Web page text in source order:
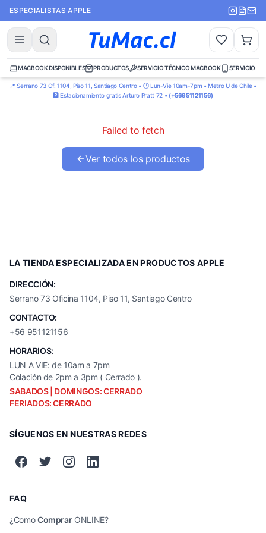
ESPECIALISTAS APPLE
MACBOOK DISPONIBLES PRODUCTOS SERVICIO TÉCNICO MACBOOK SERVICIO
📍 Serrano 73 Of. 1104, Piso 11, Santiago Centro • 🕒 Lun-Vie 10am-7pm • Metro U de Chile •
🅿️ Estacionamiento gratis Arturo Pratt 72 • (+56951121156)
Failed to fetch
Ver todos los productos
LA TIENDA ESPECIALIZADA EN PRODUCTOS APPLE
DIRECCIÓN:
Serrano 73 Oficina 1104, Piso 11, Santiago Centro
CONTACTO:
+56 951121156
HORARIOS:
LUN A VIE: de 10am a 7pm
Colación de 2pm a 3pm ( Cerrado ).
SABADOS | DOMINGOS: CERRADO
FERIADOS: CERRADO
SÍGUENOS EN NUESTRAS REDES
FAQ
¿ComoComprarONLINE?